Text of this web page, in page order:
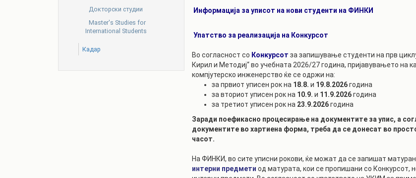
ПАРТНЕРСТВА
АЛУМНИ
МАГИСТЕРСКИ
ОДБРАНИ
Докторски студии
Master's Studies for
International Students
Кадар
Информација за уписот на нови студенти на ФИНКИ
Упатство за реализација на Конкурсот
Во согласност со Конкурсот за запишување студенти на прв
Кирил и Методиј“ во учебната 2026/27 година, пријавувањето на
компјутерско инженерство ќе се одржи на:
за првиот уписен рок на 18.8. и 19.8.2026година
за вториот уписен рок на 10.9. и 11.9.2026година
за третиот уписен рок на 23.9.2026година
Заради поефикасно процесирање на документите за упис, а
документите во хартиена форма, треба да се донесат во
часот.
На ФИНКИ, во сите уписни рокови, ќе можат да се запишат
интерни предмети од матурата, кои се пропишани со Конкурсот,